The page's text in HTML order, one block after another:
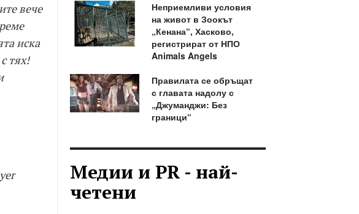
вече
иска
тях!
Неприемливи условия
на живот в Зоокът
„Кенана“, Хасково,
регистрират от НПО
Animals Angels
Правилата се обръщат
с главата надолу с
„Джуманджи: Без
граници“
Медии и PR - най-
четени